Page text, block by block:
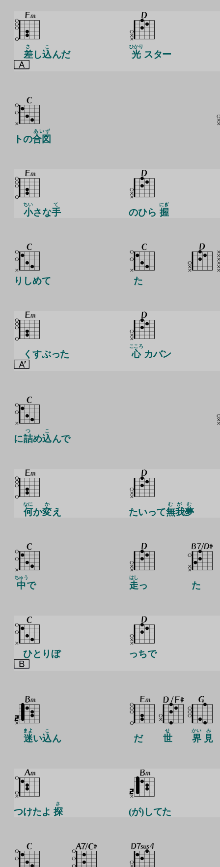
差
さ
し込
こ
んだ 光
ひかり
スター
トの合図
あいず
小
ちい
さな手
て
のひら 握
にぎ
りしめて た
くすぶった 心
こころ
カバン
に詰
つ
め込
こ
んで
何
なに
か変
か
え たいって無我
むが
夢
む
中
ちゅう
で 走
はし
っ た
ひとりぼ っちで
迷
まよ
い込
こ
ん だ 世
せ
界
かい
見
み
つけたよ 探
さ
(が)してた